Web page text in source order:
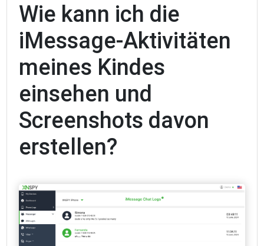
Wie kann ich die
iMessage-Aktivitäten
meines Kindes
einsehen und
Screenshots davon
erstellen?